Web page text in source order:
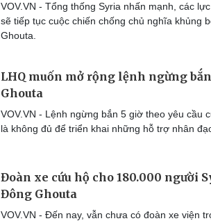
VOV.VN - Tổng thống Syria nhấn mạnh, các
sẽ tiếp tục cuộc chiến chống chủ nghĩa khủng
Ghouta.
LHQ muốn mở rộng lệnh ngừng
Ghouta
VOV.VN - Lệnh ngừng bắn 5 giờ theo yêu cầu
là không đủ để triển khai những hỗ trợ nhân
Đoàn xe cứu hộ cho 180.000 người
Đông Ghouta
VOV.VN - Đến nay, vẫn chưa có đoàn xe viện